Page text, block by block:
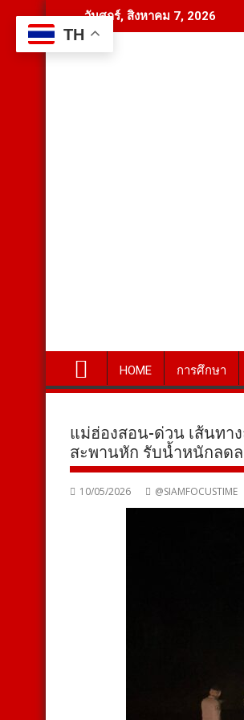
to
content
วันศุกร์, สิงหาคม 7, 2026
HOME การศึกษา
แม่ฮ่องสอน-ด่วน เส้นทา
สะพานหัก รับน้ำหนักลด
10/05/2026 @SIAMFOCUSTIME
TH